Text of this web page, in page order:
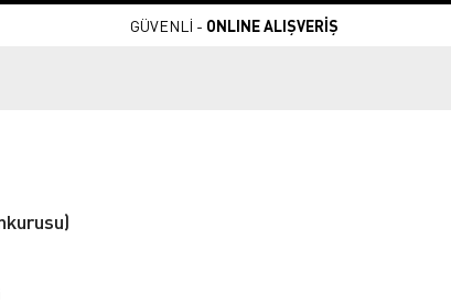
GÜVENLİ - ONLINE ALIŞVERİŞ